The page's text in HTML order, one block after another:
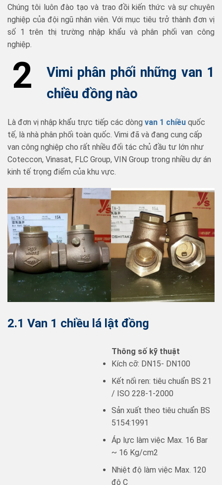
Chúng tôi luôn đào tạo và trao đồi kiến thức và sự chuyên
nghiệp của đội ngũ nhân viên. Với mục tiêu trở thành đơn vị
số 1 trên thị trường nhập khẩu và phân phối van công
nghiệp.
2
Vimi phân phối những van 1
chiều đồng nào
Là đơn vị nhập khẩu trực tiếp các dòng van 1 chiều quốc
tế, là nhà phân phối toàn quốc. Vimi đã và đang cung cấp
van công nghiệp cho rất nhiều đối tác chủ đầu tư lớn như
Coteccon, Vinasat, FLC Group, VIN Group trong nhiều dự án
kinh tế trọng điểm của khu vực.
2.1 Van 1 chiều lá lật đồng
Thông số kỹ thuật
Kích cỡ: DN15- DN100
Kết nối ren: tiêu chuẩn BS 21
/ ISO 228-1-2000
Sản xuất theo tiêu chuẩn BS
5154:1991
Áp lực làm việc Max. 16 Bar
~ 16 Kg/cm2
Nhiệt độ làm việc Max. 120
độ C